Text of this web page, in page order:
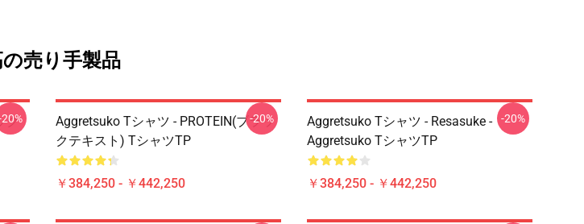
売り手製品
ク
Aggretsuko Tシャツ - PROTEIN(ブラッ
クテキスト) TシャツTP
￥384,250 - ￥442,250
-20%
Aggretsuko Tシャツ - Resasuke -
Aggretsuko TシャツTP
￥384,250 - ￥442,250
-20%